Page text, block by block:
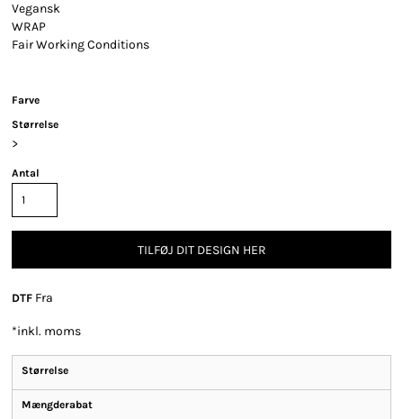
Vegansk
WRAP
Fair Working Conditions
Farve
Størrelse
>
Antal
TILFØJ DIT DESIGN HER
DTF Fra
*inkl. moms
Størrelse
Mængderabat